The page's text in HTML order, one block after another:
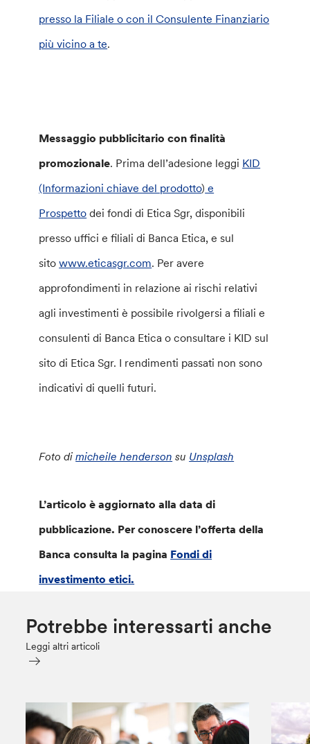
presso la Filiale o con il Consulente Finanziario
più vicino a te.
Messaggio pubblicitario con finalità
promozionale. Prima dell’adesione leggi KID
(Informazioni chiave del prodotto) e
Prospetto dei fondi di Etica Sgr, disponibili
presso uffici e filiali di Banca Etica, e sul
sitowww.eticasgr.com. Per avere
approfondimenti in relazione ai rischi relativi
agli investimenti è possibile rivolgersi a filiali e
consulenti di Banca Etica o consultare i KID sul
sito di Etica Sgr. I rendimenti passati non sono
indicativi di quelli futuri.
Foto dimicheile henderson su Unsplash
L’articolo è aggiornato alla data di
pubblicazione. Per conoscere l’offerta della
Banca consulta la pagina Fondi di
investimento etici.
Potrebbe interessarti anche
Leggi altri articoli